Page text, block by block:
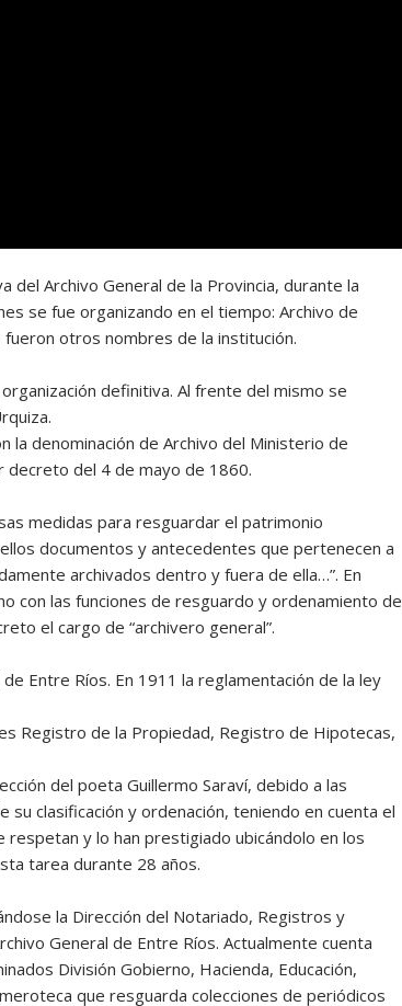
del Archivo General de la Provincia, durante la
se fue organizando en el tiempo: Archivo de
otros nombres de la institución.
definitiva. Al frente del mismo se
la denominación de Archivo del Ministerio de
decreto del 4 de mayo de 1860.
medidas para resguardar el patrimonio
documentos y antecedentes que pertenecen a
archivados dentro y fuera de ella…”. En
con las funciones de resguardo y ordenamiento de
el cargo de “archivero general”.
Entre Ríos. En 1911 la reglamentación de la ley
Registro de la Propiedad, Registro de Hipotecas,
del poeta Guillermo Saraví, debido a las
clasificación y ordenación, teniendo en cuenta el
respetan y lo han prestigiado ubicándolo en los
tarea durante 28 años.
la Dirección del Notariado, Registros y
General de Entre Ríos. Actualmente cuenta
División Gobierno, Hacienda, Educación,
que resguarda colecciones de periódicos